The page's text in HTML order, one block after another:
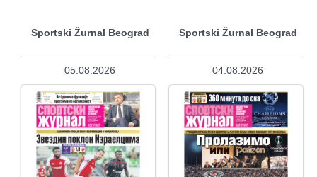
Sportski Žurnal Beograd
05.08.2026
Sportski Žurnal Beograd
04.08.2026